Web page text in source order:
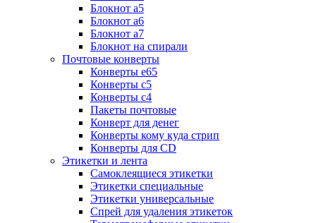
Блокнот а5
Блокнот а6
Блокнот а7
Блокнот на спирали
Почтовые конверты
Конверты е65
Конверты с5
Конверты с4
Пакеты почтовые
Конверт для денег
Конверты кому куда стрип
Конверты для CD
Этикетки и лента
Самоклеящиеся этикетки
Этикетки специальные
Этикетки универсальные
Спрей для удаления этикеток